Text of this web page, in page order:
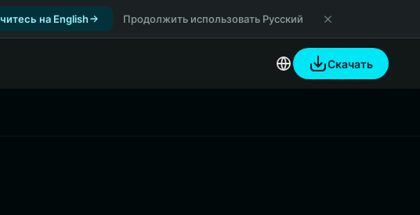
на English Продолжить использовать Русский
Скачать